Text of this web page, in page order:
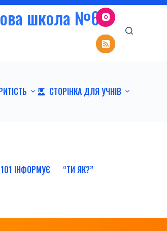
школа №6
СТОРІНКА ДЛЯ УЧНІВ
101 ІНФОРМУЄ “ТИ ЯК?”